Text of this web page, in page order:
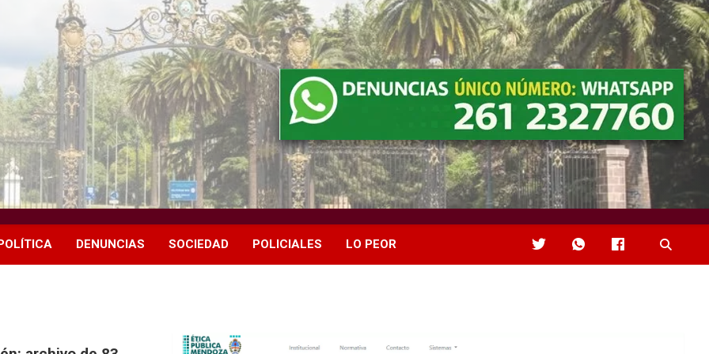
DENUNCIAS SOCIEDAD POLICIALES LO PEOR